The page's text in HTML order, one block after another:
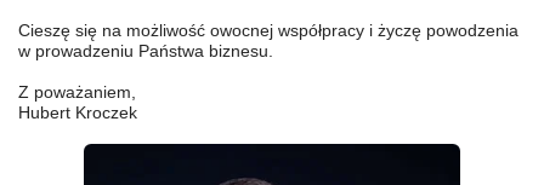
Cieszę się na możliwość owocnej współpracy i życzę powodzenia
w prowadzeniu Państwa biznesu.
Z poważaniem,
Hubert Kroczek